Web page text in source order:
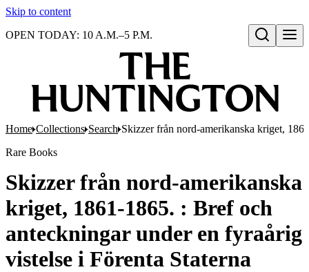
Skip to content
Open search
OPEN TODAY: 10 A.M.–5 P.M.
Home Collections Search Skizzer från nord-amerikanska kriget,
Rare Books
Skizzer från nord-amerikanska
kriget, 1861-1865. : Bref och
anteckningar under en fyraårig
vistelse i Förenta Staterna